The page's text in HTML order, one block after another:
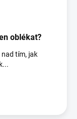
oblékat?
nad tím, jak